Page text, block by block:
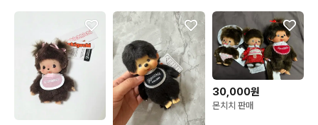
30,000원
몬치치 판매